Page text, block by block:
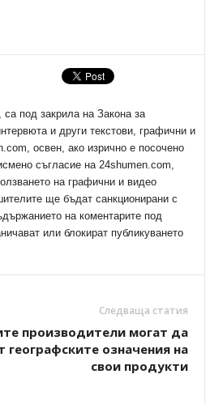
под закрила на Закона за
и други текстови, графични и
освен, ако изрично е посочено
съгласие на 24shumen.com,
на графични и видео
ще бъдат санкционирани с
на коментарите под
или блокират публикуването
Следваща статия
производители могат да
географските означения на
свои продукти